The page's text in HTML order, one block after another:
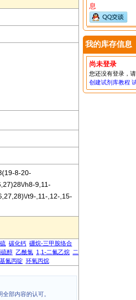
8-20-
h8-9,11-
t9-,11-,12-,15-
碳化钙 硼烷-三甲胺络合
醇 乙酰氯 1,1-二氟乙烷 二
氮丙啶 环氧丙烷
部内容的认可。
息
我的库存信息
尚未登录
您还没有登录，
创建试剂库教程